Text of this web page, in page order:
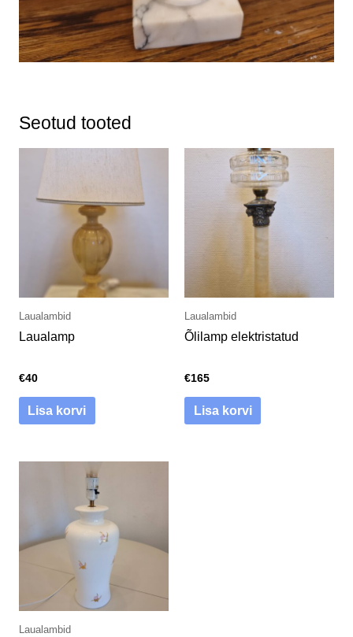
Seotud tooted
Laualambid
Laualamp
€40
Lisa korvi
Laualambid
Õlilamp elektristatud
€165
Lisa korvi
Laualambid